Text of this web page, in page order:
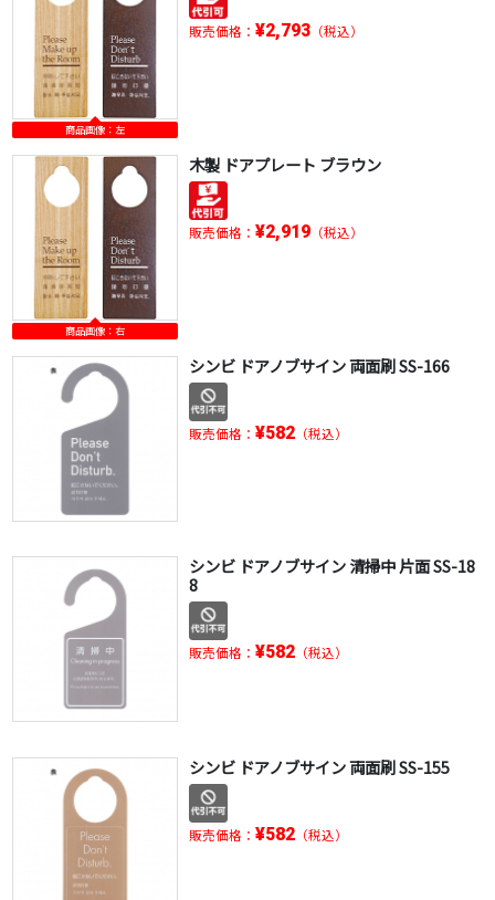
商品画像：左
販売価格： ¥2,793（税込）
商品画像：右
木製 ドアプレート ブラウン
販売価格： ¥2,919（税込）
シンビ ドアノブサイン 両面刷 SS-166
販売価格： ¥582（税込）
シンビ ドアノブサイン 清掃中 片面 SS-18
8
販売価格： ¥582（税込）
シンビ ドアノブサイン 両面刷 SS-155
販売価格： ¥582（税込）